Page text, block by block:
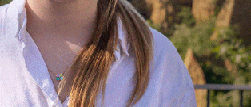
Ultime Notizie